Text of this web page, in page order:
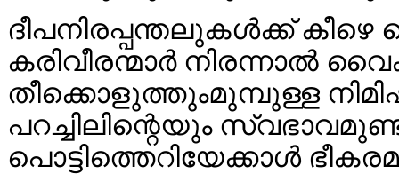
ദീപനിരപ്പന്തലുകൾക്ക്
കരിവീരന്മാർ നിരന്നാൽ
തീക്കൊളുത്തുംമുമ്പുള്ള
പറച്ചിലിന്റെയും
പൊട്ടിത്തെറിയേക്കാൾ